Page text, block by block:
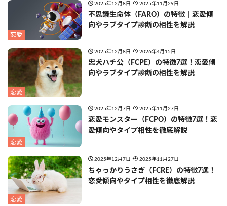
恋愛
2025年12月8日 2025年11月29日
不思議生命体（FARO）の特徴｜恋愛傾
向やラブタイプ診断の相性を解説
恋愛
2025年12月8日 2026年4月15日
忠犬ハチ公（FCPE）の特徴7選！恋愛傾
向やラブタイプ診断の相性を解説
恋愛
2025年12月7日 2025年11月27日
恋愛モンスター（FCPO）の特徴7選！恋
愛傾向やタイプ相性を徹底解説
恋愛
2025年12月7日 2025年11月27日
ちゃっかりうさぎ（FCRE）の特徴7選！
恋愛傾向やタイプ相性を徹底解説